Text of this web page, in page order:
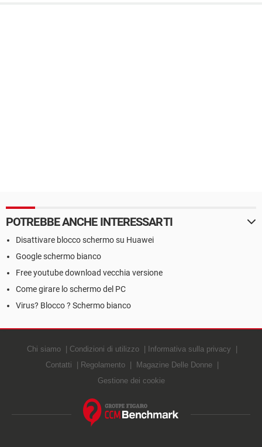
POTREBBE ANCHE INTERESSARTI
Disattivare blocco schermo su Huawei
Google schermo bianco
Free youtube download vecchia versione
Come girare lo schermo del PC
Virus? Blocco ? Schermo bianco
Chi siamo Condizioni di utilizzo
Informativa sulla privacy
Contatti
Regolamento
Magazine Delle Donne
Gestione dei cookie